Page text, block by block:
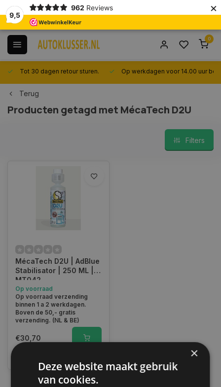
9,5
962 Reviews ×
0
Tot 30 dagen retour sturen. Op werkdagen voor 14.00 uur
Terug
Producten getagd met MécaTech D2U
Filters
MécaTech D2U | AdBlue
Stabilisator | 250 ML |
MT042
Op voorraad
Op voorraad verzending
binnen 1 a 2 werkdagen.
Boven de 50,- gratis
verzending. (NL & BE)
€30,70
×
Deze website maakt gebruik
van cookies.